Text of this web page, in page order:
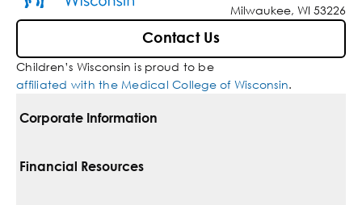
Milwaukee, WI 53226
Contact Us
Children’s Wisconsin is proud to be
affiliated with the Medical College of Wisconsin.
Corporate Information
For Vendors
Financial Resources